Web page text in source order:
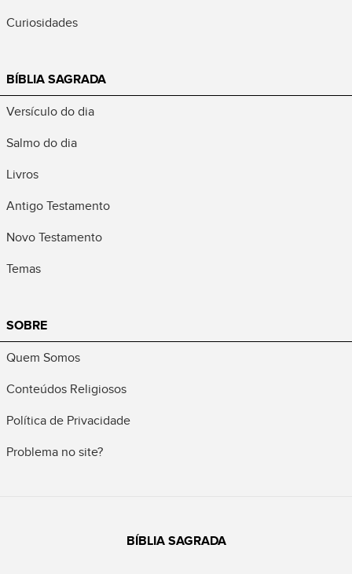
Curiosidades
BÍBLIA SAGRADA
Versículo do dia
Salmo do dia
Livros
Antigo Testamento
Novo Testamento
Temas
SOBRE
Quem Somos
Conteúdos Religiosos
Política de Privacidade
Problema no site?
BÍBLIA SAGRADA